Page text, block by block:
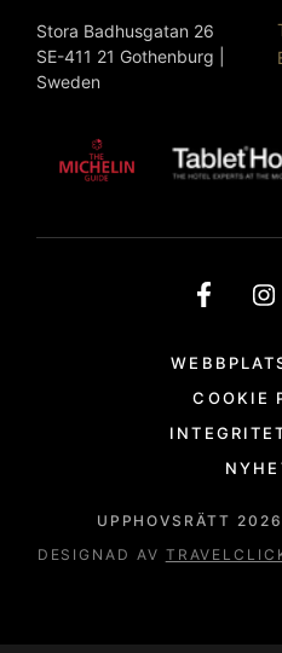
Stora Badhusgatan 26
SE-411 21 Gothenburg |
Sweden
COOKIE
UPPHOVSRÄTT 2026
DESIGNAD AV